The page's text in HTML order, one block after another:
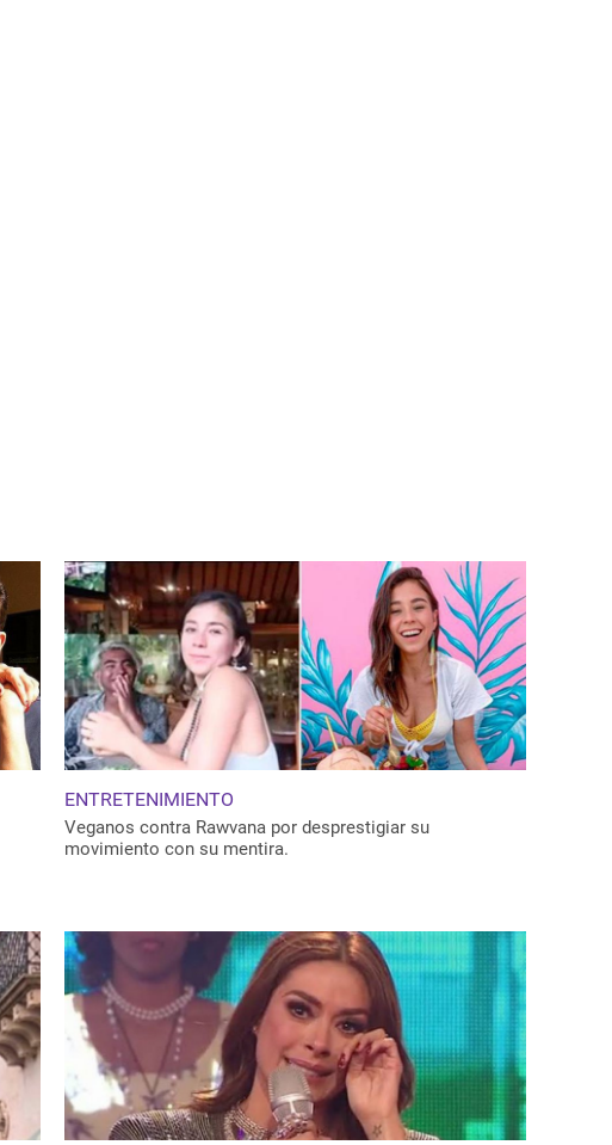
ENTRETENIMIENTO
Veganos contra Rawvana por desprestigiar su
movimiento con su mentira.